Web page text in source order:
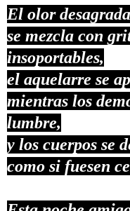
El olor
se mezcla con
insoportables,
el aquelarre se
mientras los
lumbre,
y los cuerpos se
como si fuesen